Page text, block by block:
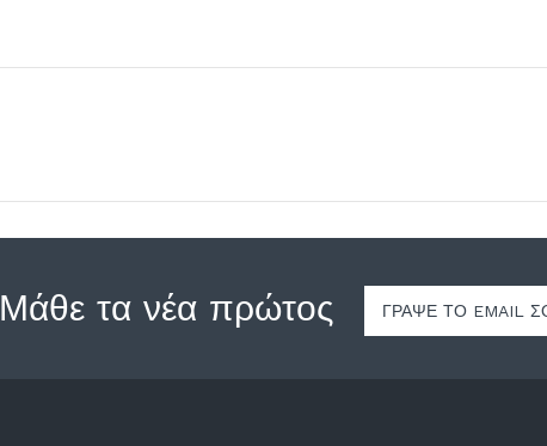
Μάθε τα νέα πρώτος